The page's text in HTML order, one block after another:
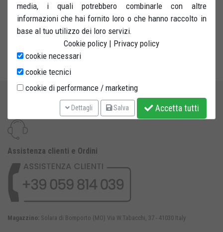
Kit 4 ruote in gomma antitraccia con anima rinforzata. Il kit
comprende: quattro ruote, due perni diametro 10 mm e due dadi
autobloccanti.
Assistenza clienti e Ordini
Magazzino: Solara di Bomporto (MO) Via W.Tabacchi, 37 - 41030 Italy
media, i quali potrebbero combinarle con altre
informazioni che hai fornito loro o che hanno raccolto in
base al tuo utilizzo dei loro servizi.
Cookie policy | Privacy policy
cookie necessari
cookie tecnici
cookie di performance / marketing
Dettagli Salva Accetta tutti